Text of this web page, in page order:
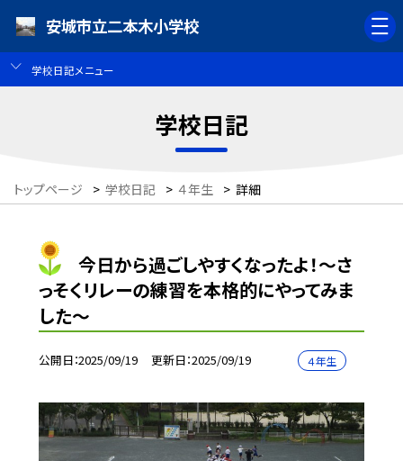
安城市立二本木小学校
学校日記メニュー
学校日記
トップページ > 学校日記 > ４年生 > 詳細
今日から過ごしやすくなったよ！～さ
っそくリレーの練習を本格的にやってみま
した～
公開日 2025/09/19 更新日 2025/09/19 ４年生